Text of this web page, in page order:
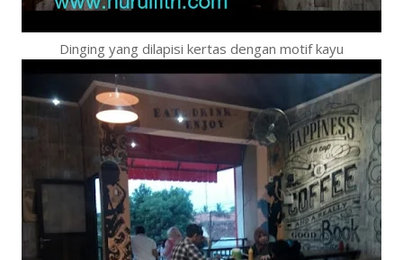
Dinging yang dilapisi kertas dengan motif kayu